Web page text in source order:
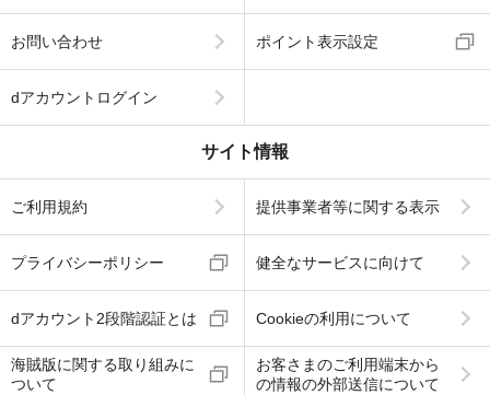
お問い合わせ ポイント表示設定
dアカウントログイン
サイト情報
ご利用規約 提供事業者等に関する表示
プライバシーポリシー 健全なサービスに向けて
dアカウント2段階認証とは Cookieの利用について
海賊版に関する取り組みに
ついて
お客さまのご利用端末から
の情報の外部送信について